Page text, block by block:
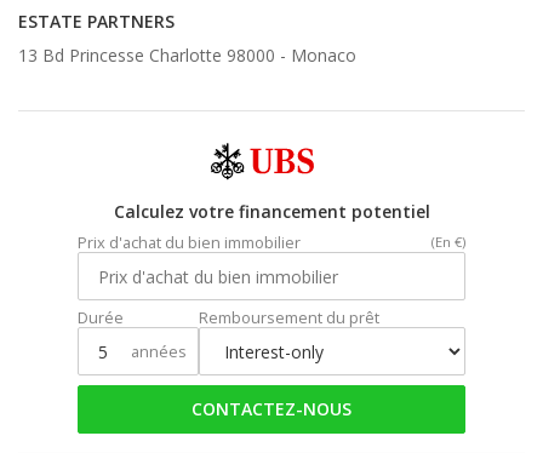
ESTATE PARTNERS
13 Bd Princesse Charlotte 98000 - Monaco
Calculez votre financement potentiel
Prix d'achat du bien immobilier (En €)
Durée
années
Remboursement du prêt
CONTACTEZ-NOUS